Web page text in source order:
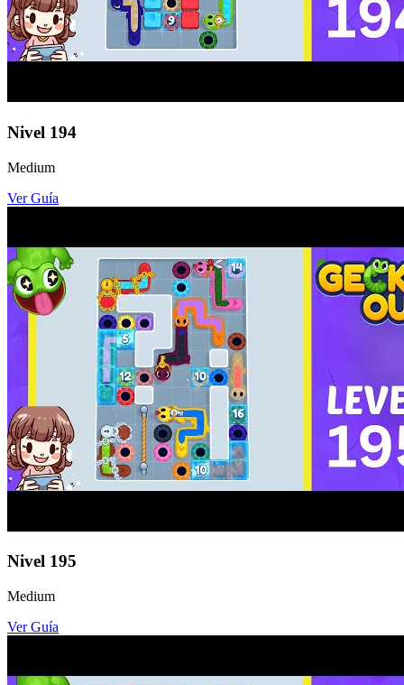
Nivel 194
Medium
Ver Guía
Nivel 195
Medium
Ver Guía